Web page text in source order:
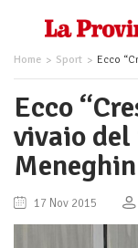
Home Sport Ecco “Crescere
Ecco
vivaio
Meneghin
17 Nov 2015